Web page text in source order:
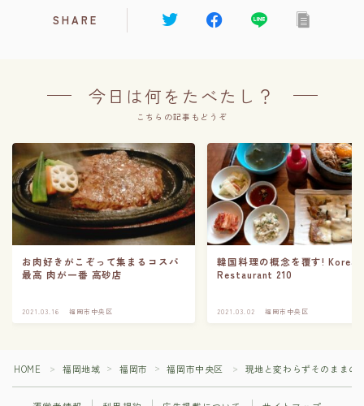
SHARE
今日は何をたべたし？
こちらの記事もどうぞ
お肉好きがこぞって集まるコスパ
最高 肉が一番 高砂店
2021.03.16 福岡市中央区
韓国料理の概念を覆す! Korean
Restaurant 210
2021.03.02 福岡市中央区
HOME ＞ 福岡地域 ＞ 福岡市 ＞ 福岡市中央区 ＞ 現地と変わらずそのままの